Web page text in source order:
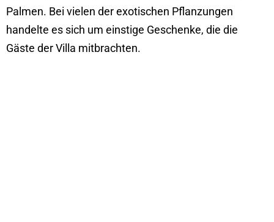
Palmen. Bei vielen der exotischen Pflanzungen
handelte es sich um einstige Geschenke, die die
Gäste der Villa mitbrachten.